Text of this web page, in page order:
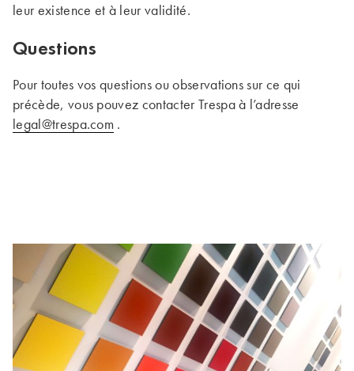
leur existence et à leur validité.
Questions
Pour toutes vos questions ou observations sur ce qui
précède, vous pouvez contacter Trespa à l’adresse
legal@trespa.com .